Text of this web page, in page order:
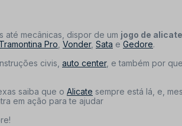
até mecânicas, dispor de um jogo de
Tramontina Pro Vonder, Sata e Gedore.
civis, auto center, e também por
saiba que o Alicate sempre está lá, e,
em ação para te ajudar